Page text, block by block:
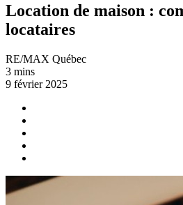
Location de maison :
locataires
RE/MAX Québec
3 mins
9 février 2025